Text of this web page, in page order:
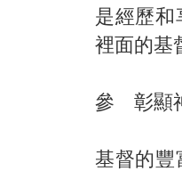
是經歷和
裡面的基
參 彰顯
基督的豐